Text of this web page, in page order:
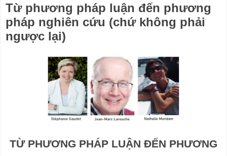
Từ phương pháp luận đến phương
pháp nghiên cứu (chứ không phải
ngược lại)
TỪ PHƯƠNG PHÁP LUẬN ĐẾN PHƯƠNG